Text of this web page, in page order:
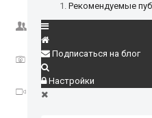
СООБЩЕСТВО
ФОТО
ВИДЕО
Рекомендуемые
Подписаться на блог
Настройки